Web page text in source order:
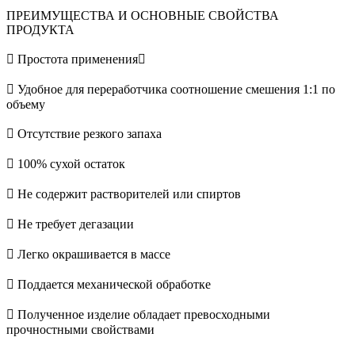
ПРЕИМУЩЕСТВА И ОСНОВНЫЕ СВОЙСТВА
ПРОДУКТА
 Простота применения
 Удобное для переработчика соотношение смешения 1:1 по
объему
 Отсутствие резкого запаха
 100% сухой остаток
 Не содержит растворителей или спиртов
 Не требует дегазации
 Легко окрашивается в массе
 Поддается механической обработке
 Полученное изделие обладает превосходными
прочностными свойствами